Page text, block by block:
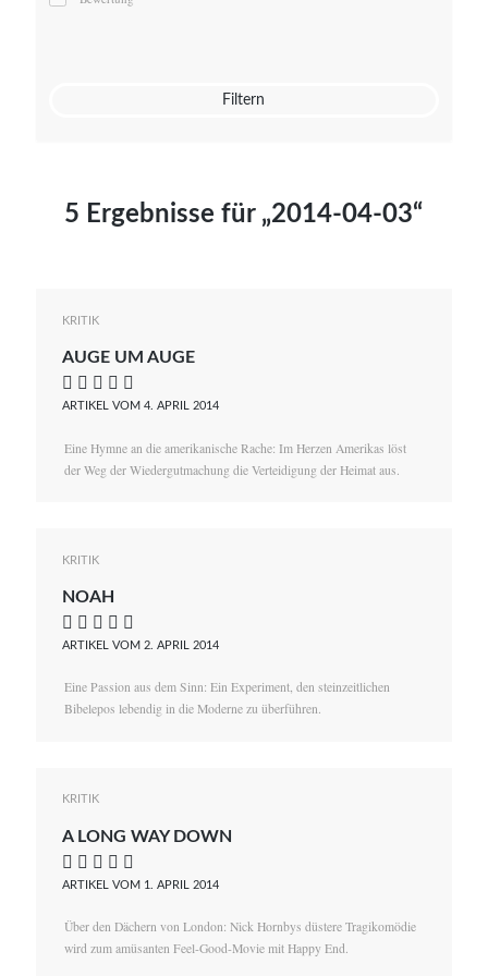
Mato von Vogelstein
Filtern
5 Ergebnisse für „2014-04-03“
KRITIK
AUGE UM AUGE
    
ARTIKEL VOM 4. APRIL 2014
Eine Hymne an die amerikanische Rache: Im Herzen Amerikas löst
der Weg der Wiedergutmachung die Verteidigung der Heimat aus.
KRITIK
NOAH
    
ARTIKEL VOM 2. APRIL 2014
Eine Passion aus dem Sinn: Ein Experiment, den steinzeitlichen
Bibelepos lebendig in die Moderne zu überführen.
KRITIK
A LONG WAY DOWN
    
ARTIKEL VOM 1. APRIL 2014
Über den Dächern von London: Nick Hornbys düstere Tragikomödie
wird zum amüsanten Feel-Good-Movie mit Happy End.